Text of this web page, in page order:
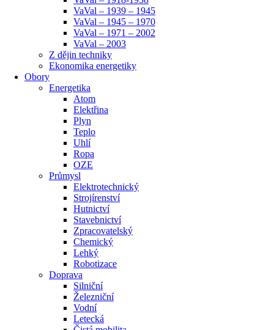
VaVal – 1939 – 1945
VaVal – 1945 – 1970
VaVal – 1971 – 2002
VaVal – 2003
Z dějin techniky
Ekonomika energetiky
Obory
Energetika
Atom
Elektřina
Plyn
Teplo
Uhlí
Ropa
OZE
Průmysl
Elektrotechnický
Strojírenství
Hutnictví
Stavebnictví
Zpracovatelský
Chemický
Lehký
Robotizace
Doprava
Silniční
Železniční
Vodní
Letecká